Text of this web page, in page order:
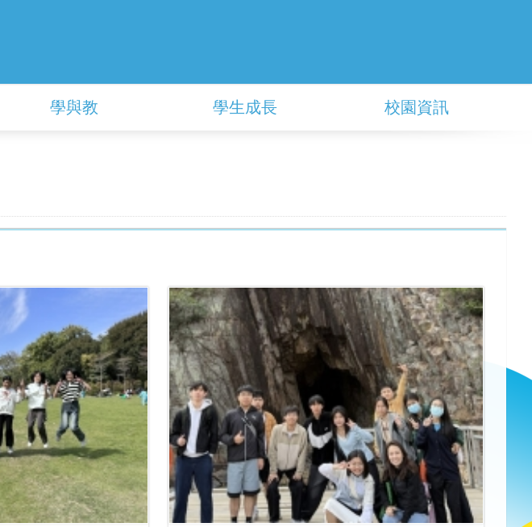
學與教 學生成長 校園資訊